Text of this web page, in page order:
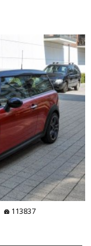
113837